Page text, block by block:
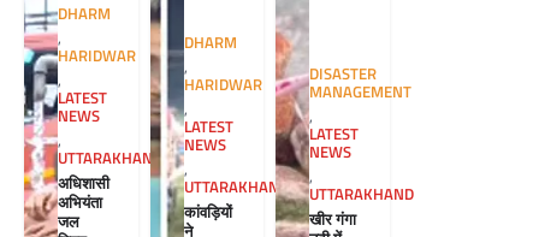
DHARM
,
HARIDWAR
,
LATEST
NEWS
,
UTTARAKHAND
अधिशासी
अभियंता
जल
DHARM
,
HARIDWAR
,
LATEST
NEWS
,
UTTARAKHAND
कांवड़ियों
ने
DISASTER
MANAGEMENT
,
LATEST
NEWS
,
UTTARAKHAND
खीर गंगा